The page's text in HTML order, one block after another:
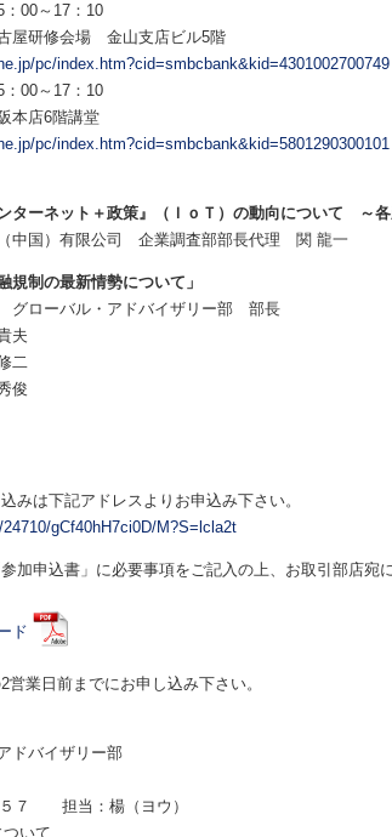
：00～17：10
会場 金山支店ビル5階
pc/index.htm?cid=smbcbank&kid=4301002700749
：00～17：10
6階講堂
pc/index.htm?cid=smbcbank&kid=5801290300101
ターネット＋政策』（ＩｏＴ）の動向について ～各
）有限公司 企業調査部部長代理 関 龍一
規制の最新情勢について」
バル・アドバイザリー部 部長
二
みは下記アドレスよりお申込み下さい。
gCf40hH7ci0D/M?S=lcla2t
加申込書」に必要事項をご記入の上、お取引部店宛
ド
業日前までにお申し込み下さい。
ドバイザリー部
７ 担当：楊（ヨウ）
いて